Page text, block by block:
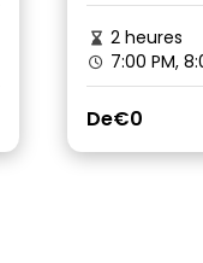
2 heures
7:00 PM,
De€0